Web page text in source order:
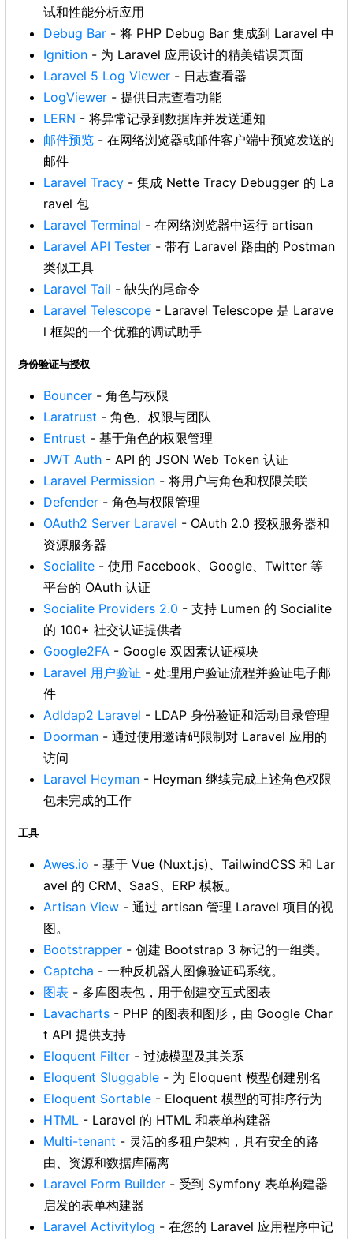
试和性能分析应用
Debug Bar - 将 PHP Debug Bar 集成到 Laravel 中
Ignition - 为 Laravel 应用设计的精美错误页面
Laravel 5 Log Viewer - 日志查看器
LogViewer - 提供日志查看功能
LERN - 将异常记录到数据库并发送通知
邮件预览 - 在网络浏览器或邮件客户端中预览发送的
邮件
Laravel Tracy - 集成 Nette Tracy Debugger 的 La
ravel 包
Laravel Terminal - 在网络浏览器中运行 artisan
Laravel API Tester - 带有 Laravel 路由的 Postman
类似工具
Laravel Tail - 缺失的尾命令
Laravel Telescope - Laravel Telescope 是 Larave
l 框架的一个优雅的调试助手
身份验证与授权
Bouncer - 角色与权限
Laratrust - 角色、权限与团队
Entrust - 基于角色的权限管理
JWT Auth - API 的 JSON Web Token 认证
Laravel Permission - 将用户与角色和权限关联
Defender - 角色与权限管理
OAuth2 Server Laravel - OAuth 2.0 授权服务器和
资源服务器
Socialite - 使用 Facebook、Google、Twitter 等
平台的 OAuth 认证
Socialite Providers 2.0 - 支持 Lumen 的 Socialite
的 100+ 社交认证提供者
Google2FA - Google 双因素认证模块
Laravel 用户验证 - 处理用户验证流程并验证电子邮
件
Adldap2 Laravel - LDAP 身份验证和活动目录管理
Doorman - 通过使用邀请码限制对 Laravel 应用的
访问
Laravel Heyman - Heyman 继续完成上述角色权限
包未完成的工作
工具
Awes.io - 基于 Vue (Nuxt.js)、TailwindCSS 和 Lar
avel 的 CRM、SaaS、ERP 模板。
Artisan View - 通过 artisan 管理 Laravel 项目的视
图。
Bootstrapper - 创建 Bootstrap 3 标记的一组类。
Captcha - 一种反机器人图像验证码系统。
图表 - 多库图表包，用于创建交互式图表
Lavacharts - PHP 的图表和图形，由 Google Char
t API 提供支持
Eloquent Filter - 过滤模型及其关系
Eloquent Sluggable - 为 Eloquent 模型创建别名
Eloquent Sortable - Eloquent 模型的可排序行为
HTML - Laravel 的 HTML 和表单构建器
Multi-tenant - 灵活的多租户架构，具有安全的路
由、资源和数据库隔离
Laravel Form Builder - 受到 Symfony 表单构建器
启发的表单构建器
Laravel Activitylog - 在您的 Laravel 应用程序中记